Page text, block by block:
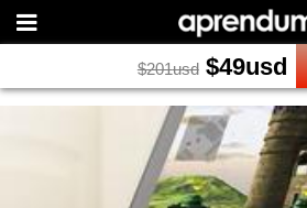
$201usd $49usd